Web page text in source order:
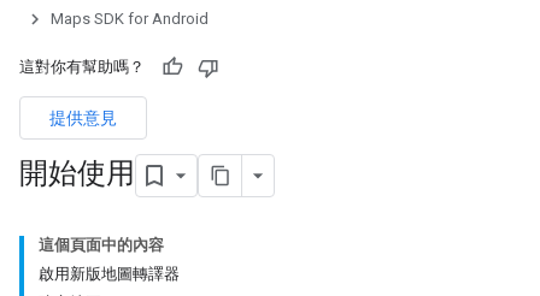
Maps SDK for Android
這對你有幫助嗎？
提供意見
開始使用
這個頁面中的內容
啟用新版地圖轉譯器